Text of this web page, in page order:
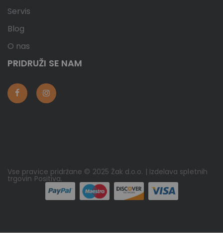
Servis
Blog
O nas
PRIDRUŽI SE NAM
Vse pravice pridržane © 2025 Žak d.o.o. | Izdelava spletnih
trgovin Positiva.